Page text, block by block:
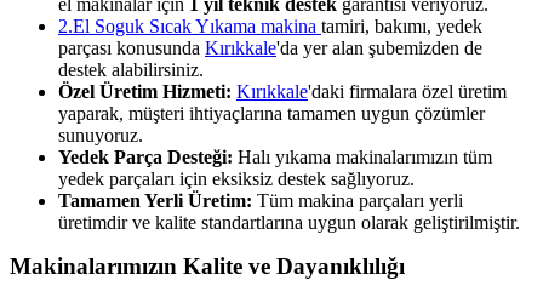
2.El Soguk Sıcak Yıkama makina tamiri, bakımı, yedek
parçası konusunda Kırıkkale'da yer alan şubemizden de
destek alabilirsiniz.
Özel Üretim Hizmeti: Kırıkkale'daki firmalara özel üretim
yaparak, müşteri ihtiyaçlarına tamamen uygun çözümler
sunuyoruz.
Yedek Parça Desteği: Halı yıkama makinalarımızın tüm
yedek parçaları için eksiksiz destek sağlıyoruz.
Tamamen Yerli Üretim: Tüm makina parçaları yerli
üretimdir ve kalite standartlarına uygun olarak geliştirilmiştir.
Makinalarımızın Kalite ve Dayanıklılığı